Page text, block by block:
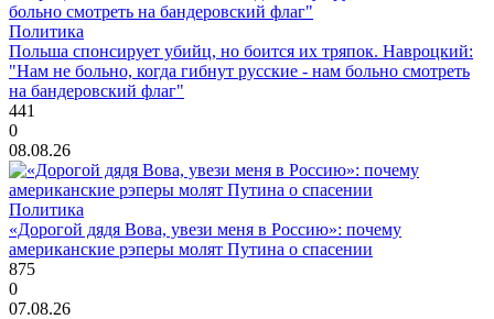
Политика
Польша спонсирует убийц, но боится их тряпок. Навроцкий:
"Нам не больно, когда гибнут русские - нам больно смотреть
на бандеровский флаг"
441
0
08.08.26
Политика
«Дорогой дядя Вова, увези меня в Россию»: почему
американские рэперы молят Путина о спасении
875
0
07.08.26